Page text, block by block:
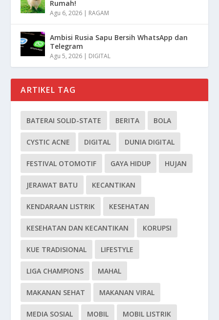
Rumah!
Agu 6, 2026 | RAGAM
Ambisi Rusia Sapu Bersih WhatsApp dan
Telegram
Agu 5, 2026 | DIGITAL
ARTIKEL TAG
BATERAI SOLID-STATE BERITA BOLA
CYSTIC ACNE DIGITAL DUNIA DIGITAL
FESTIVAL OTOMOTIF GAYA HIDUP HUJAN
JERAWAT BATU KECANTIKAN
KENDARAAN LISTRIK KESEHATAN
KESEHATAN DAN KECANTIKAN KORUPSI
KUE TRADISIONAL LIFESTYLE
LIGA CHAMPIONS MAHAL
MAKANAN SEHAT MAKANAN VIRAL
MEDIA SOSIAL MOBIL MOBIL LISTRIK